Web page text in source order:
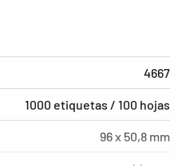
4667
1000 etiquetas / 100 hojas
96 x 50,8 mm